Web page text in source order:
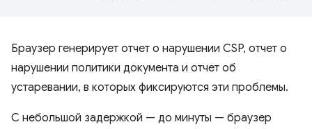
Браузер генерирует отчет о нарушении CSP, отчет о
нарушении политики документа и отчет об
устаревании, в которых фиксируются эти проблемы.
С небольшой задержкой — до минуты — браузер